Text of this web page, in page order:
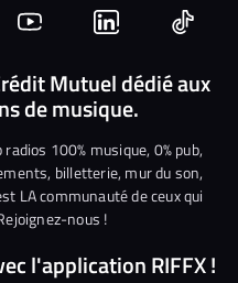
Nous
rejoindre
sur
YouTube
Nous
rejoindre
sur
Linkedin
Nous
Mutuel dédié aux
de musique.
100% musique, 0% pub,
billetterie, mur du son,
LA communauté de ceux qui
nous !
l'application RIFFX !